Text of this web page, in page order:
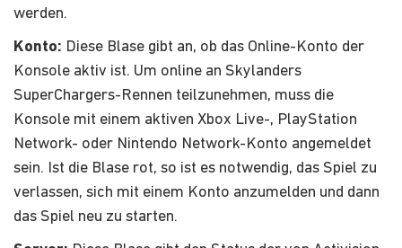
werden.
Konto: Diese Blase gibt an, ob das Online-Konto der
Konsole aktiv ist. Um online an Skylanders
SuperChargers-Rennen teilzunehmen, muss die
Konsole mit einem aktiven Xbox Live-, PlayStation
Network- oder Nintendo Network-Konto angemeldet
sein. Ist die Blase rot, so ist es notwendig, das Spiel zu
verlassen, sich mit einem Konto anzumelden und dann
das Spiel neu zu starten.